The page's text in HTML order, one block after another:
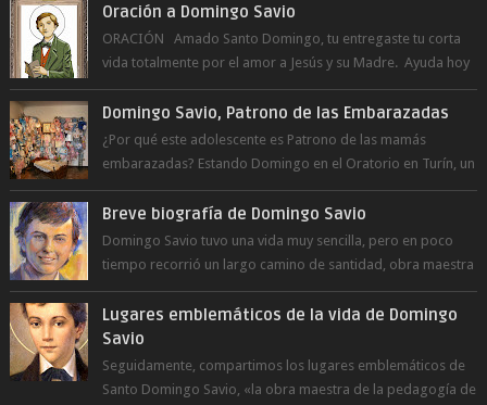
Oración a Domingo Savio
ORACIÓN Amado Santo Domingo, tu entregaste tu corta
vida totalmente por el amor a Jesús y su Madre. Ayuda hoy
a la juventud para ...
Domingo Savio, Patrono de las Embarazadas
¿Por qué este adolescente es Patrono de las mamás
embarazadas? Estando Domingo en el Oratorio en Turín, un
día le pide a Don Bosco...
Breve biografía de Domingo Savio
Domingo Savio tuvo una vida muy sencilla, pero en poco
tiempo recorrió un largo camino de santidad, obra maestra
del Espíritu Santo y fr...
Lugares emblemáticos de la vida de Domingo
Savio
Seguidamente, compartimos los lugares emblemáticos de
Santo Domingo Savio, «la obra maestra de la pedagogía de